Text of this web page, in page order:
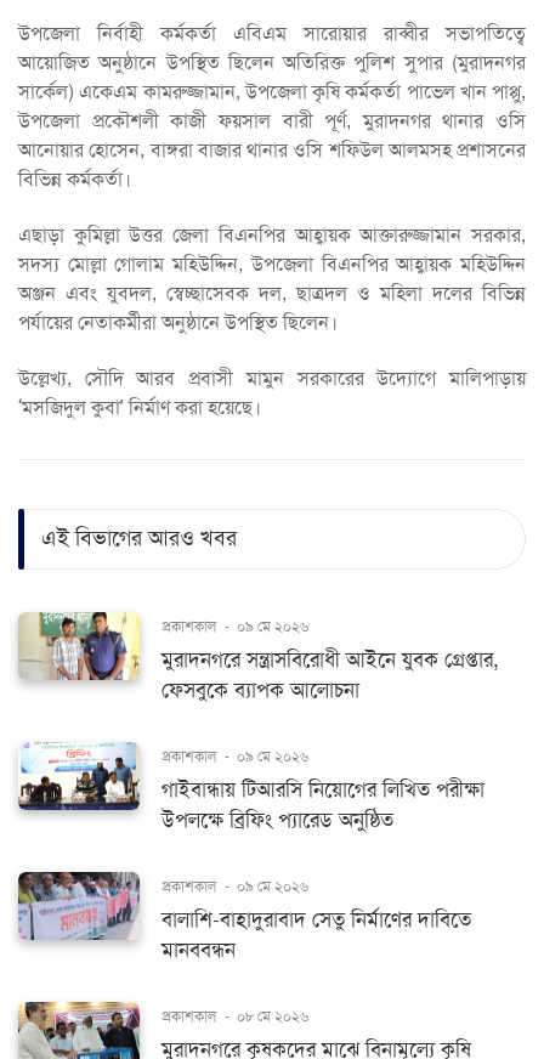
উপজেলা নির্বাহী কর্মকর্তা এবিএম সারোয়ার রাব্বীর সভাপতিত্বে
আয়োজিত অনুষ্ঠানে উপস্থিত ছিলেন অতিরিক্ত পুলিশ সুপার (মুরাদনগর
সার্কেল) একেএম কামরুজ্জামান, উপজেলা কৃষি কর্মকর্তা পাভেল খান পাপ্পু,
উপজেলা প্রকৌশলী কাজী ফয়সাল বারী পূর্ণ, মুরাদনগর থানার ওসি
আনোয়ার হোসেন, বাঙ্গরা বাজার থানার ওসি শফিউল আলমসহ প্রশাসনের
বিভিন্ন কর্মকর্তা।
এছাড়া কুমিল্লা উত্তর জেলা বিএনপির আহ্বায়ক আক্তারুজ্জামান সরকার,
সদস্য মোল্লা গোলাম মহিউদ্দিন, উপজেলা বিএনপির আহ্বায়ক মহিউদ্দিন
অঞ্জন এবং যুবদল, স্বেচ্ছাসেবক দল, ছাত্রদল ও মহিলা দলের বিভিন্ন
পর্যায়ের নেতাকর্মীরা অনুষ্ঠানে উপস্থিত ছিলেন।
উল্লেখ্য, সৌদি আরব প্রবাসী মামুন সরকারের উদ্যোগে মালিপাড়ায়
‘মসজিদুল কুবা’ নির্মাণ করা হয়েছে।
এই বিভাগের আরও খবর
প্রকাশকাল - ০৯ মে ২০২৬
মুরাদনগরে সন্ত্রাসবিরোধী আইনে যুবক গ্রেপ্তার,
ফেসবুকে ব্যাপক আলোচনা
প্রকাশকাল - ০৯ মে ২০২৬
গাইবান্ধায় টিআরসি নিয়োগের লিখিত পরীক্ষা
উপলক্ষে ব্রিফিং প্যারেড অনুষ্ঠিত
প্রকাশকাল - ০৯ মে ২০২৬
বালাশি-বাহাদুরাবাদ সেতু নির্মাণের দাবিতে
মানববন্ধন
প্রকাশকাল - ০৮ মে ২০২৬
মুরাদনগরে কৃষকদের মাঝে বিনামূল্যে কৃষি